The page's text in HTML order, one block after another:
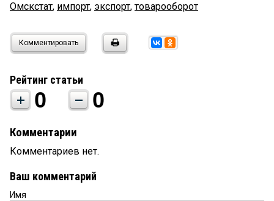
Омскстат, импорт, экспорт,товарооборот
Комментировать
Рейтинг статьи
0 0
Комментарии
Комментариев нет.
Ваш комментарий
Имя